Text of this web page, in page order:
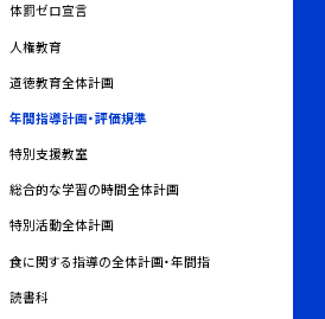
体罰ゼロ宣言
人権教育
道徳教育全体計画
年間指導計画・評価規準
特別支援教室
総合的な学習の時間全体計画
特別活動全体計画
食に関する指導の全体計画・年間指
読書科